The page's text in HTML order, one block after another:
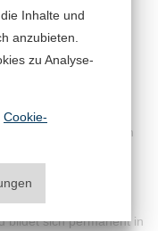
Forderungen,
lange
gerne bundesweit in
Becker hat als
der
Bau- und
bildet sich permanent in
Inhalte und
anzubieten.
zu Analyse-
Cookie-